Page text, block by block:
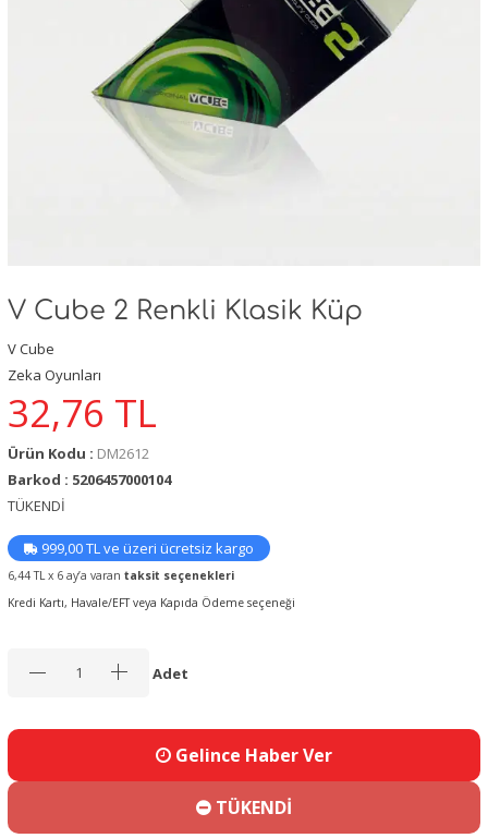
V Cube 2 Renkli Klasik Küp
V Cube
Zeka Oyunları
32,76 TL
Ürün Kodu : DM2612
Barkod : 5206457000104
TÜKENDİ
999,00 TL ve üzeri ücretsiz kargo
6,44 TL x 6 ay’a varan taksit seçenekleri
Kredi Kartı, Havale/EFT veya Kapıda Ödeme seçeneği
Adet
Gelince Haber Ver
TÜKENDİ